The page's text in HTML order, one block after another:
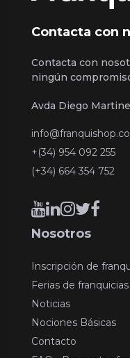
Contacta con
Contacta con
ningún
Avda Diego
+(34) 954 092 255
(+34) 664 354 752
Nosotros
Inscripción de
Ferias de franquicias
Noticias
Nociones Básicas
Contacto